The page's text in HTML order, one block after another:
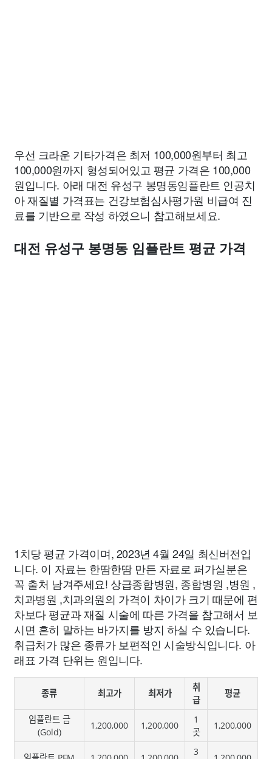
우선 크라운 기타가격은 최저 100,000원부터 최고
100,000원까지 형성되어있고 평균 가격은 100,000
원입니다. 아래 대전 유성구 봉명동임플란트 인공치
아 재질별 가격표는 건강보험심사평가원 비급여 진
료를 기반으로 작성 하였으니 참고해보세요.
대전 유성구 봉명동 임플란트 평균 가격
1치당 평균 가격이며, 2023년 4월 24일 최신버전입
니다. 이 자료는 한땀한땀 만든 자료로 퍼가실분은
꼭 출처 남겨주세요! 상급종합병원, 종합병원 ,병원 ,
치과병원 ,치과의원의 가격이 차이가 크기 때문에 편
차보다 평균과 재질 시술에 따른 가격을 참고해서 보
시면 흔히 말하는 바가지를 방지 하실 수 있습니다.
취급처가 많은 종류가 보편적인 시술방식입니다. 아
래표 가격 단위는 원입니다.
종류 최고가 최저가
취
급
평균
임플란트 금
(Gold)
1,200,000 1,200,000
1
곳
1,200,000
3